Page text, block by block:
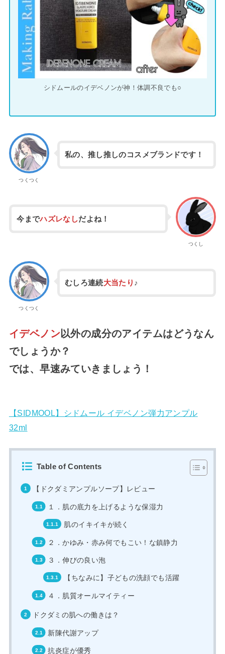
シドムールのイデベノンが神！体調不良でも○
つくつく
私の、推し推しのコスメブランドです！
つくし
今までハズレなしだよね！
つくつく
むしろ連続大当たり ♪
イデベノン 以外の成分のアイテムはどうなん
でしょうか？
では、早速みていきましょう！
【SIDMOOL】シドムール イデベノン弾力アンプル
32ml
Table of Contents
【ドクダミアンプルソープ】レビュー
１．肌の底力を上げるような保湿力
肌のイキイキが続く
２．かゆみ・赤み何でもこい！な鎮静力
３．伸びの良い泡
【ちなみに】子どもの洗顔でも活躍
４．肌質オールマイティー
ドクダミの肌への働きは？
新陳代謝アップ
抗炎症が優秀